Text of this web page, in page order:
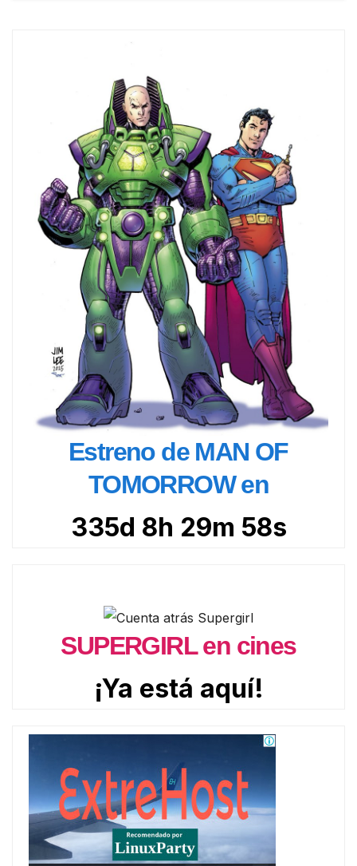
Estreno de MAN OF
TOMORROW en
335d 8h 29m 56s
SUPERGIRL en cines
¡Ya está aquí!